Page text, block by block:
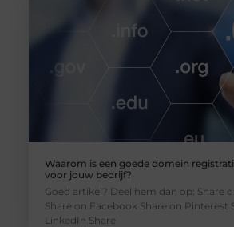
Waarom is een goede domein
voor jouw bedrijf?
Goed artikel? Deel hem dan op: Share
Share on Facebook Share on Pinterest
LinkedIn Share